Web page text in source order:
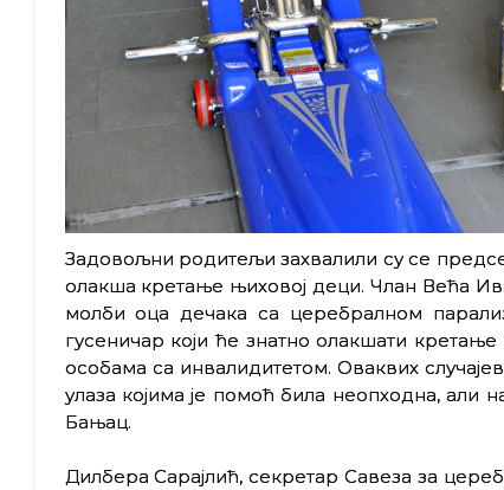
Задовољни родитељи захвалили су се
олакша кретање њиховој деци. Члан Већа
молби оца дечака са церебралном
гусеничар који ће знатно олакшати
особама са инвалидитетом. Оваквих
улаза којима је помоћ била неопходна,
Бањац.
Дилбера Сарајлић, секретар Савеза за